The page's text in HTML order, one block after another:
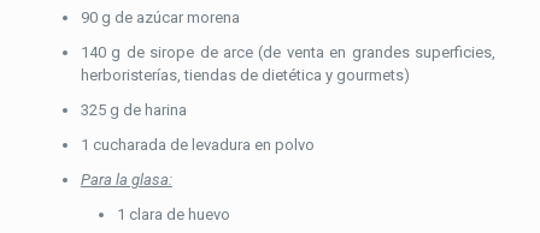
90 g de azúcar morena
140 g de sirope de arce (de venta en grandes superficies,
herboristerías, tiendas de dietética y gourmets)
325 g de harina
1 cucharada de levadura en polvo
Para la glasa:
1 clara de huevo